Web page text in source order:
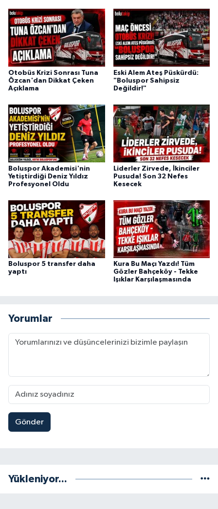
Otobüs Krizi Sonrası Tuna
Özcan'dan Dikkat Çeken
Açıklama
Eski Alem Ateş Püskürdü:
"Boluspor Sahipsiz
Değildir!"
Boluspor Akademisi'nin
Yetiştirdiği Deniz Yıldız
Profesyonel Oldu
Liderler Zirvede, İkinciler
Pusuda! Son 32 Nefes
Kesecek
Boluspor 5 transfer daha
yaptı
Kura Bu Maçı Yazdı! Tüm
Gözler Bahçeköy - Tekke
Işıklar Karşılaşmasında
Yorumlar
Gönder
Yükleniyor...